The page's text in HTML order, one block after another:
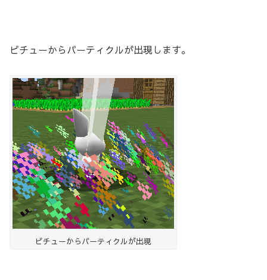
ピチューからパーティクルが出現します。
ピチューからパーティクルが出現